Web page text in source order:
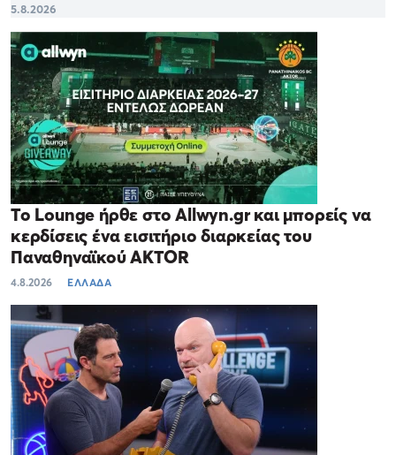
5.8.2026
Το Lounge ήρθε στο Allwyn.gr και μπορείς να
κερδίσεις ένα εισιτήριο διαρκείας του
Παναθηναϊκού AKTOR
4.8.2026 ΕΛΛΑΔΑ